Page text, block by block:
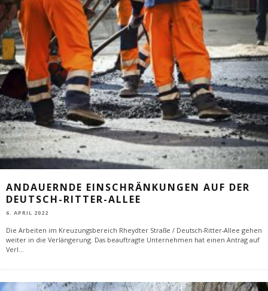
ANDAUERNDE EINSCHRÄNKUNGEN AUF DER
DEUTSCH-RITTER-ALLEE
6. APRIL 2022
Die Arbeiten im Kreuzungsbereich Rheydter Straße / Deutsch-Ritter-Allee gehen
weiter in die Verlängerung. Das beauftragte Unternehmen hat einen Antrag auf
Verl...